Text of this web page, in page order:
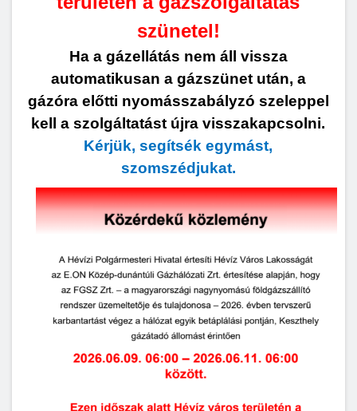
szünetel!
Ha a gázellátás nem áll vissza
automatikusan a gázszünet után, a
gázóra előtti nyomásszabályzó szeleppel
kell a szolgáltatást újra visszakapcsolni.
Kérjük, segítsék egymást,
szomszédjukat.